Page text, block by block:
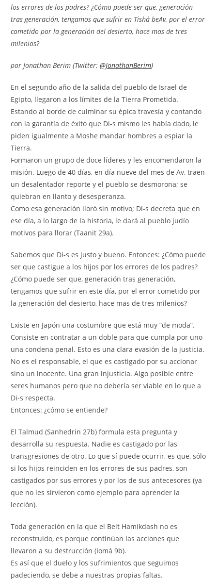
los errores de los padres? ¿Cómo puede ser que, generación
tras generación, tengamos que sufrir en Tishá beAv, por el error
cometido por la generación del desierto, hace mas de tres
milenios?
por Jonathan Berim (Twitter:@JonathanBerim)
En el segundo año de la salida del pueblo de Israel de
Egipto, llegaron a los límites de la Tierra Prometida.
Estando al borde de culminar su épica travesía y contando
con la garantía de éxito que Di-s mismo les había dado, le
piden igualmente a Moshe mandar hombres a espiar la
Tierra.
Formaron un grupo de doce líderes y les encomendaron la
misión. Luego de 40 días, en día nueve del mes de Av, traen
un desalentador reporte y el pueblo se desmorona; se
quiebran en llanto y desesperanza.
Como esa generación lloró sin motivo; Di-s decreta que en
ese día, a lo largo de la historia, le dará al pueblo judío
motivos para llorar (Taanit 29a).
Sabemos que Di-s es justo y bueno. Entonces: ¿Cómo puede
ser que castigue a los hijos por los errores de los padres?
¿Cómo puede ser que, generación tras generación,
tengamos que sufrir en este día, por el error cometido por
la generación del desierto, hace mas de tres milenios?
Existe en Japón una costumbre que está muy “de moda”.
Consiste en contratar a un doble para que cumpla por uno
una condena penal. Esto es una clara evasión de la justicia.
No es el responsable, el que es castigado por su accionar
sino un inocente. Una gran injusticia. Algo posible entre
seres humanos pero que no debería ser viable en lo que a
Di-s respecta.
Entonces: ¿cómo se entiende?
El Talmud (Sanhedrin 27b) formula esta pregunta y
desarrolla su respuesta. Nadie es castigado por las
transgresiones de otro. Lo que sí puede ocurrir, es que, sólo
si los hijos reinciden en los errores de sus padres, son
castigados por sus errores y por los de sus antecesores (ya
que no les sirvieron como ejemplo para aprender la
lección).
Toda generación en la que el Beit Hamikdash no es
reconstruido, es porque continúan las acciones que
llevaron a su destrucción (Iomá 9b).
Es así que el duelo y los sufrimientos que seguimos
padeciendo, se debe a nuestras propias faltas.